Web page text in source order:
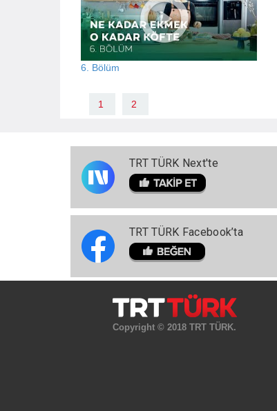
6. Bölüm
1 2
TRT TÜRK Next'te
TRT TÜRK Facebook’ta
Copyright © 2018 TRT TÜRK.